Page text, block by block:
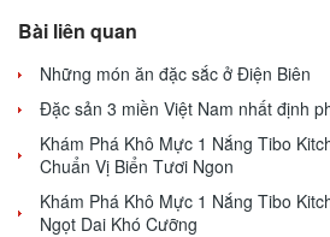
Bài liên quan
Những món ăn đặc sắc ở Điện Biên
Đặc sản 3 miền Việt Nam nhất định
Khám Phá Khô Mực 1 Nắng Tibo
Chuẩn Vị Biển Tươi Ngon
Khám Phá Khô Mực 1 Nắng Tibo
Ngọt Dai Khó Cưỡng